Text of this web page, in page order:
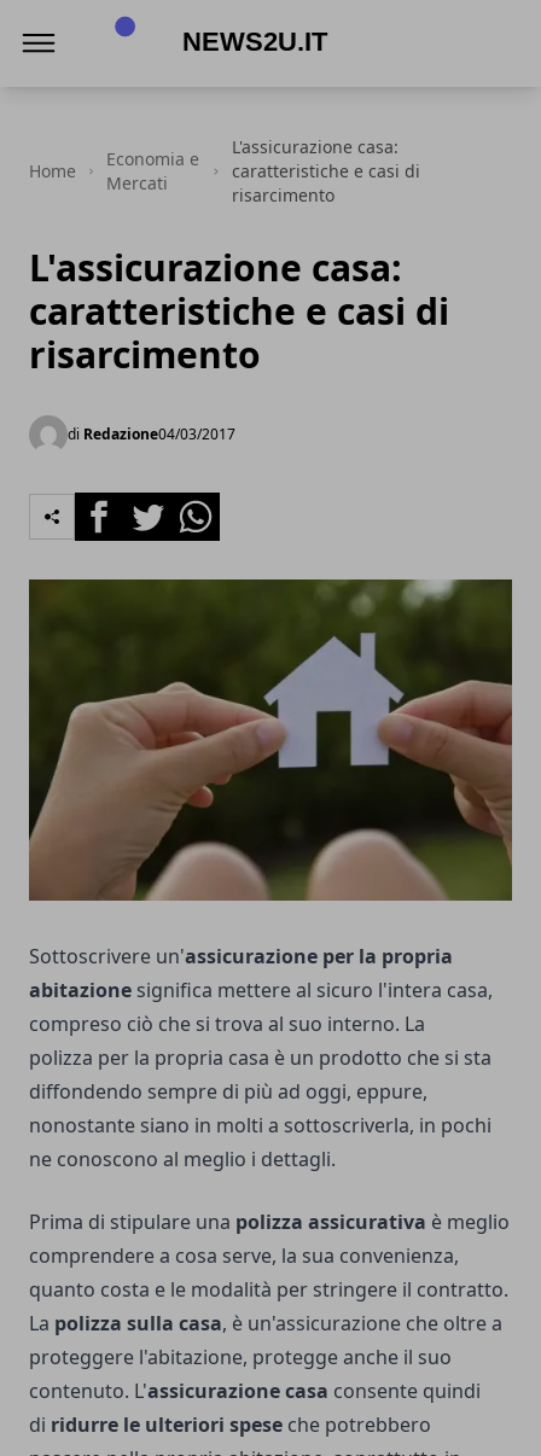
Home
Economia e
Mercati
L'assicurazione casa:
caratteristiche e casi di
risarcimento
L'assicurazione casa:
caratteristiche e casi di
risarcimento
di Redazione04/03/2017
FacebookTwitterWhatsapp
Sottoscrivere un'assicurazione per la propria
abitazione significa mettere al sicuro l'intera casa,
compreso ciò che si trova al suo interno. La
polizza per la propria casa è un prodotto che si sta
diffondendo sempre di più ad oggi, eppure,
nonostante siano in molti a sottoscriverla, in pochi
ne conoscono al meglio i dettagli.
Prima di stipulare una polizza assicurativa è meglio
comprendere a cosa serve, la sua convenienza,
quanto costa e le modalità per stringere il contratto.
La polizza sulla casa, è un'assicurazione che oltre a
proteggere l'abitazione, protegge anche il suo
contenuto. L'assicurazione casa consente quindi
di ridurre le ulteriori spese che potrebbero